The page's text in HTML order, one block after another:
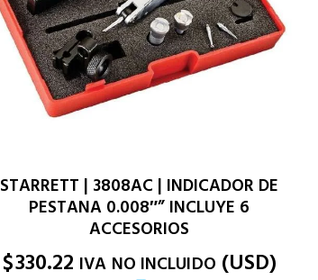
STARRETT | 3808AC | INDICADOR DE
PESTANA 0.008″” INCLUYE 6
ACCESORIOS
$330.22 IVA NO INCLUIDO (USD)